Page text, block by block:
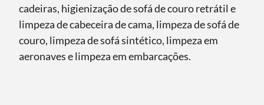
cadeiras, higienização de sofá de couro retrátil e
limpeza de cabeceira de cama, limpeza de sofá de
couro, limpeza de sofá sintético, limpeza em
aeronaves e limpeza em embarcações.